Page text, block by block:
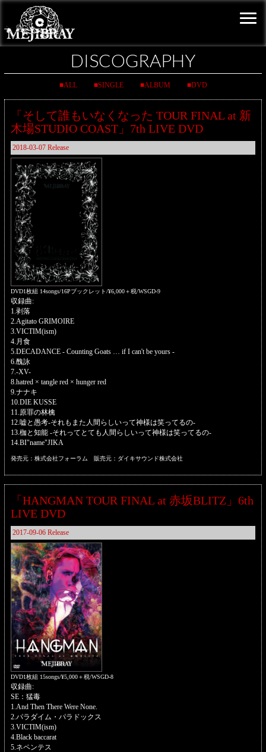
DISCOGRAPHY
ALL SINGLE ALBUM DVD
「そして誰もいなくなった TOUR FINAL at 新
木場STUDIO COAST」7th LIVE DVD
2018-03-07 Release
DVD1枚組 14songs/16Pブックレット/¥6,000＋税/WSGD-9
収録曲:
1.剥落
2.Agitato GRIMOIRE
3.VICTIM(ism)
4.月食
5.DECADANCE - Counting Goats … if I can't be yours -
6.醜詠
7.-XV-
8.hatred × tangle red × hunger red
9.ナナキ
10.DIE KUSSE
11.原罪の林檎
12.嘘と愚考-それもまた人間らしいって神様は笑ってるの-
13.枷と知能 -それってとても人間らしいって神様は笑ってるの-
14.BI"name"JIKA
発売元：株式会社フォーラム 販売元：ダイキサウンド株式会社
「HANGMAN TOUR FINAL at 赤坂BLITZ」6th
LIVE DVD
2017-09-06 Release
DVD1枚組 15songs/¥5,000＋税/WSGD-8
収録曲:
SE：猛毒
1.And Then There Were None.
2.パラダイム・パラドックス
3.VICTIM(ism)
4.Black baccarat
5.ネペンテス